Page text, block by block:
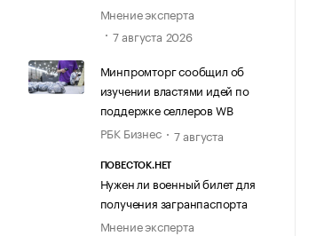
Мнение эксперта
7 августа 2026
Минпромторг сообщил об
изучении властями идей по
поддержке селлеров WB
РБК Бизнес
7 августа
ПОВЕСТОК.НЕТ
Нужен ли военный билет для
получения загранпаспорта
Мнение эксперта